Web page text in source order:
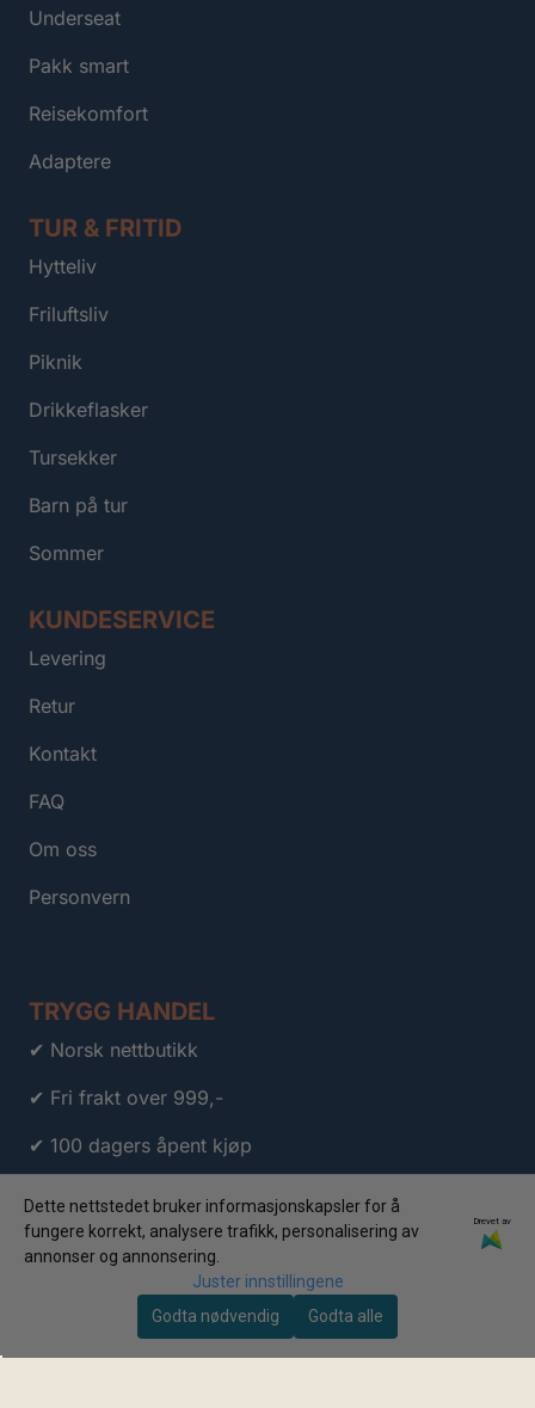
Underseat
Pakk smart
Reisekomfort
Adaptere
TUR & FRITID
Hytteliv
Friluftsliv
Piknik
Drikkeflasker
Tursekker
Barn på tur
Sommer
KUNDESERVICE
Levering
Retur
Kontakt
FAQ
Om oss
Personvern
TRYGG HANDEL
✔ Norsk nettbutikk
✔ Fri frakt over 999,-
✔ 100 dagers åpent kjøp
✔ Personlig kundeservice
✔ Klarna
Dette nettstedet bruker informasjonskapsler for å
fungere korrekt, analysere trafikk, personalisering av
annonser og annonsering.
Drevet av
Juster innstillingene
Godta nødvendig
Godta alle